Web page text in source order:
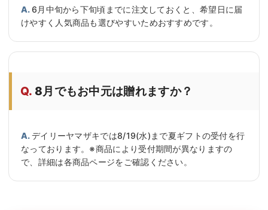
6月中旬から下旬頃までに注文しておくと、希望日に届
けやすく人気商品も選びやすいためおすすめです。
8月でもお中元は贈れますか？
デイリーヤマザキでは8/19(水)まで夏ギフトの受付を行
なっております。※商品により受付期間が異なりますの
で、詳細は各商品ページをご確認ください。